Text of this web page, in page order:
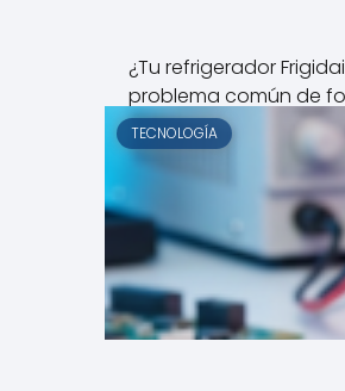
¿Tu refrigerador
problema común de
TECNOLOGÍA